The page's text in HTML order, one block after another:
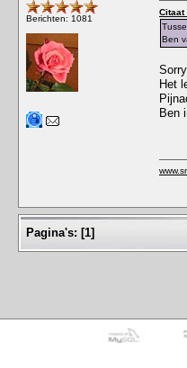
Berichten: 1081
Citaat
Ben
Het
Ben
Pagina's: [1]